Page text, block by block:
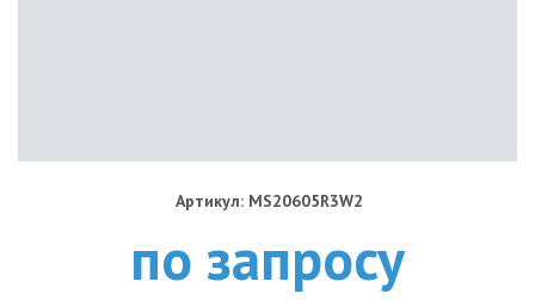
Артикул: MS20605R3W2
по запросу